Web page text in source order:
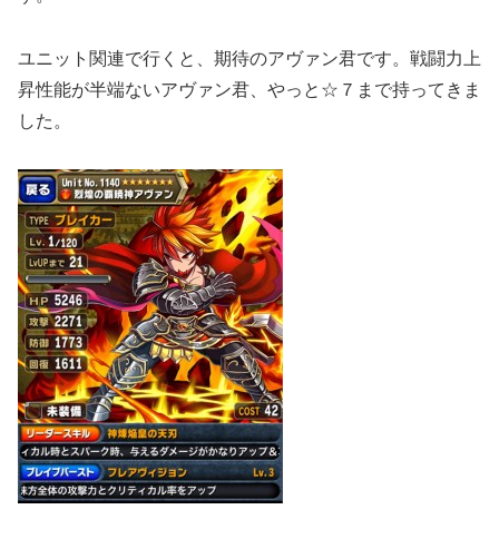
ユニット関連で行くと、期待のアヴァン君です。戦闘力上
昇性能が半端ないアヴァン君、やっと☆７まで持ってきま
した。